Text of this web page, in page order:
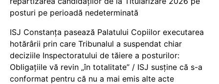
posturi pe perioadă nedeterminată
ISJ Constanța pasează Palatului Copiilor executarea
hotărârii prin care Tribunalul a suspendat chiar
deciziile Inspectoratului de tăiere a posturilor:
Obligațiile vă revin „în totalitate” / ISJ susține că s-a
conformat pentru că nu a mai emis alte acte